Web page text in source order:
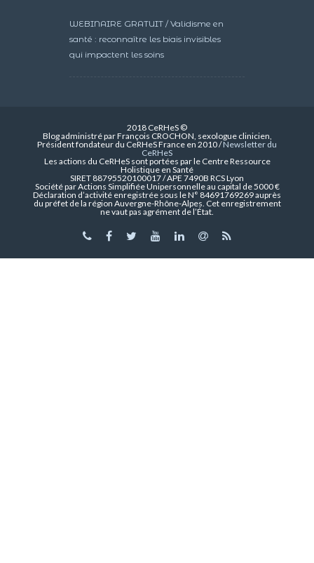
WEBINAIRE GRATUIT / Validisme en
santé : reconnaître les biais invisibles
qui impactent les soins
2018 CeRHeS ©
Blog administré par François CROCHON, sexologue clinicien,
Président fondateur du CeRHeS France en 2010 /Newsletter du
CeRHeS
Les actions du CeRHeS sont portées par le Centre Ressource
Holistique en Santé
SIRET 88795520100017 / APE 7490B RCS Lyon
Société par Actions Simplifiée Unipersonnelle au capital de 5000 €
Déclaration d’activité enregistrée sous le N° 84691769269 auprès
du préfet de la région Auvergne-Rhône-Alpes. Cet enregistrement
ne vaut pas agrément de l’État.